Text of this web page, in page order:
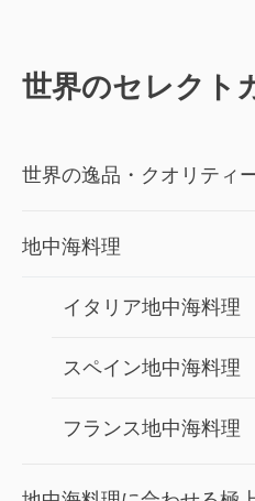
世界のセレクト
世界の逸品・クオリティ
地中海料理
イタリア地中海料理
スペイン地中海料理
フランス地中海料理